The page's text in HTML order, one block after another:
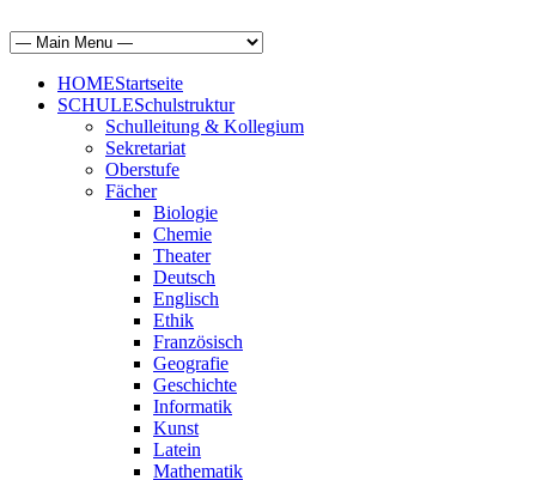
HOMEStartseite
SCHULESchulstruktur
Schulleitung & Kollegium
Sekretariat
Oberstufe
Fächer
Biologie
Chemie
Theater
Deutsch
Englisch
Ethik
Französisch
Geografie
Geschichte
Informatik
Kunst
Latein
Mathematik